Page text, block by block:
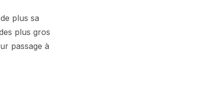
plus sa
plus gros
passage à